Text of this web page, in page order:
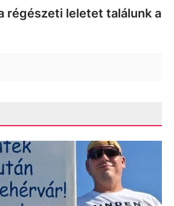
régészeti leletet találunk a